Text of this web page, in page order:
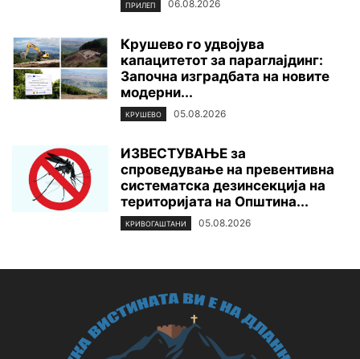
ПРИЛЕП 06.08.2026
Крушево го удвојува
капацитетот за параглајдинг:
Започна изградбата на новите
модерни...
КРУШЕВО 05.08.2026
ИЗВЕСТУВАЊЕ за
спроведување на превентивна
систематска дезинсекција на
територијата нa Општина...
КРИВОГАШТАНИ 05.08.2026